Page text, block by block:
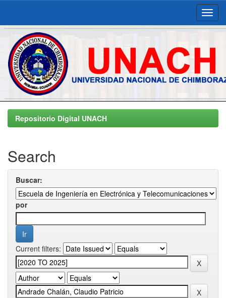
Skip
navigationRepositorio Digital UNACH
Search
Buscar:
por
Current filters: